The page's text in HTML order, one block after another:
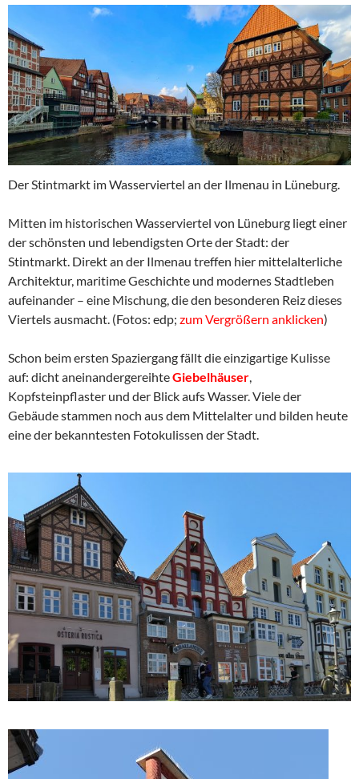
Der Stintmarkt im Wasserviertel an der Ilmenau in Lüneburg.
Mitten im historischen Wasserviertel von Lüneburg liegt einer
der schönsten und lebendigsten Orte der Stadt: der
Stintmarkt. Direkt an der Ilmenau treffen hier mittelalterliche
Architektur, maritime Geschichte und modernes Stadtleben
aufeinander – eine Mischung, die den besonderen Reiz dieses
Viertels ausmacht. (Fotos: edp; zum Vergrößern anklicken)
Schon beim ersten Spaziergang fällt die einzigartige Kulisse
auf: dicht aneinandergereihteGiebelhäuser,
Kopfsteinpflaster und der Blick aufs Wasser. Viele der
Gebäude stammen noch aus dem Mittelalter und bilden heute
eine der bekanntesten Fotokulissen der Stadt.